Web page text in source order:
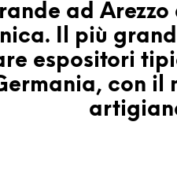
ad
Il più
espositori
con il